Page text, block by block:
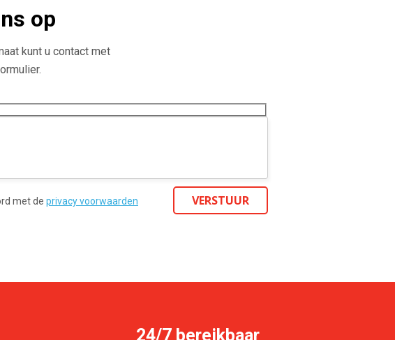
op
kunt u contact met
met de privacy voorwaarden VERSTUUR
24/7 bereikbaar